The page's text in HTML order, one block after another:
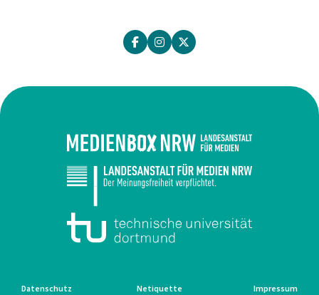
Datenschutz Netiquette Impressum